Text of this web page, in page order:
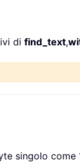
di find_text,
singolo